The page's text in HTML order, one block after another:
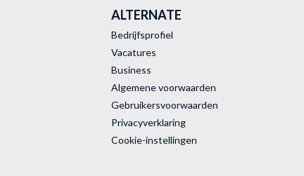
ALTERNATE
Bedrijfsprofiel
Vacatures
Business
Algemene voorwaarden
Gebruikersvoorwaarden
Privacyverklaring
Cookie-instellingen